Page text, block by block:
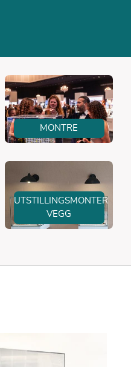
MONTRE
UTSTILLINGSMONTER
VEGG